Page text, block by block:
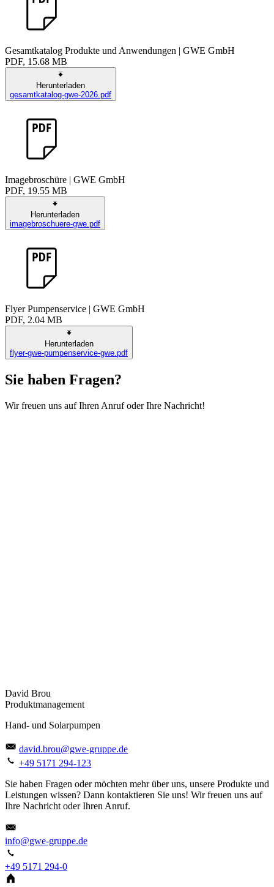
Gesamtkatalog Produkte und Anwendungen | GWE GmbH
PDF, 15.68 MB
Herunterladen
gesamtkatalog-gwe-2026.pdf
Imagebroschüre | GWE GmbH
PDF, 19.55 MB
Herunterladen
imagebroschuere-gwe.pdf
Flyer Pumpenservice | GWE GmbH
PDF, 2.04 MB
Herunterladen
flyer-gwe-pumpenservice-gwe.pdf
Sie haben Fragen?
Wir freuen uns auf Ihren Anruf oder Ihre Nachricht!
David Brou
Produktmanagement
Hand- und Solarpumpen
david.brou@gwe-gruppe.de
+49 5171 294-123
Sie haben Fragen oder möchten mehr über uns, unsere Produkte und
Leistungen wissen? Dann kontaktieren Sie uns! Wir freuen uns auf
Ihre Nachricht oder Ihren Anruf.
info@gwe-gruppe.de
+49 5171 294-0